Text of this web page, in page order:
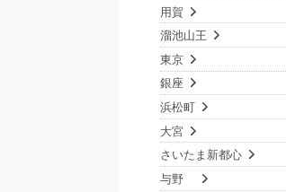
用賀
溜池山王
東京
銀座
浜松町
大宮
さいたま新都心
与野